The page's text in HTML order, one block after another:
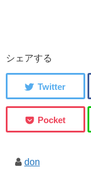
シェアする
don